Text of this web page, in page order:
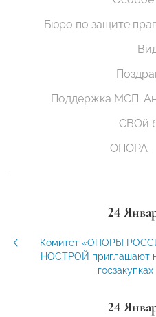
Бюро по защите
Поддержка МСП.
СВОй
ОПОРА
24
Комитет «ОПОРЫ
НОСТРОЙ приглашают
24